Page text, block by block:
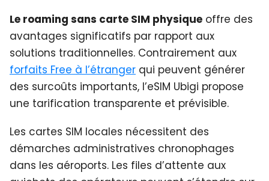
Le roaming sans carte SIM physique offre des
avantages significatifs par rapport aux
solutions traditionnelles. Contrairement aux
forfaits Free à l’étranger qui peuvent générer
des surcoûts importants, l’eSIM Ubigi propose
une tarification transparente et prévisible.
Les cartes SIM locales nécessitent des
démarches administratives chronophages
dans les aéroports. Les files d’attente aux